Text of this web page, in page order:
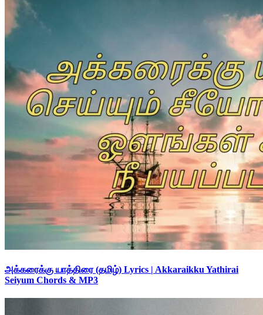
அக்கரைக்கு யாத்திரை (தமிழ்) Lyrics | Akkaraikku Yathirai
Seiyum Chords & MP3